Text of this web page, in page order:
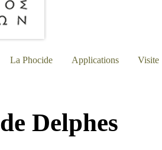
La Phocide Applications Visite
Delphes